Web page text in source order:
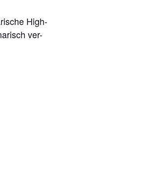
High-
ver-